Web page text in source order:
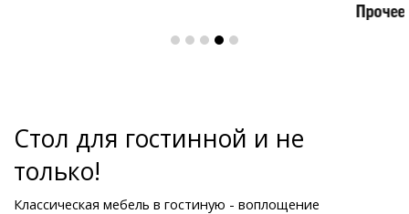
Стол для гостинной и не
только!
Классическая мебель в гостиную - воплощение